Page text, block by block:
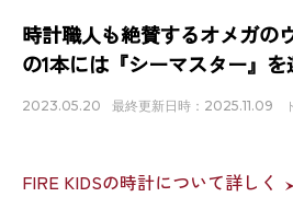
店舗情報
私たちの想い
時計職人も絶賛するオメガの
の1本には『シーマスター』
2023.05.20 最終更新日時：2025.11.09
FIRE KIDSの時計について詳しく